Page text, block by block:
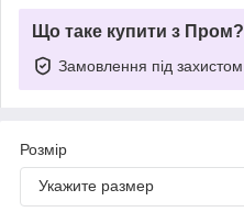
Що таке купити з Пром?
Замовлення під захистом
Розмір
Укажите размер